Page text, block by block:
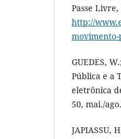
Passe
http://
movimento-
GUEDES,
Pública e a
eletrônica
50, mai./
JAPIASSU,